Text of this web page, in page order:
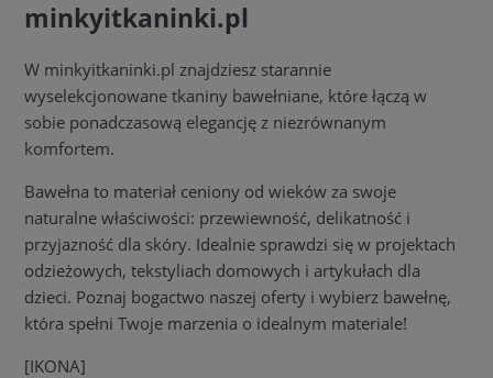
minkyitkaninki.pl
W minkyitkaninki.pl znajdziesz starannie
wyselekcjonowane tkaniny bawełniane, które łączą w
sobie ponadczasową elegancję z niezrównanym
komfortem.
Bawełna to materiał ceniony od wieków za swoje
naturalne właściwości: przewiewność, delikatność i
przyjazność dla skóry. Idealnie sprawdzi się w projektach
odzieżowych, tekstyliach domowych i artykułach dla
dzieci. Poznaj bogactwo naszej oferty i wybierz bawełnę,
która spełni Twoje marzenia o idealnym materiale!
[IKONA]